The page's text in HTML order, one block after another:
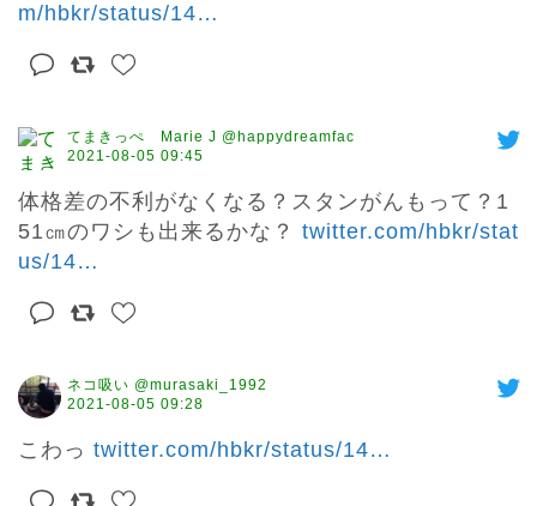
m/hbkr/status/14…
てまきっぺ Marie J @happydreamfac
2021-08-05 09:45
体格差の不利がなくなる？スタンがんもって？1
51㎝のワシも出来るかな？ twitter.com/hbkr/stat
us/14…
ネコ吸い @murasaki_1992
2021-08-05 09:28
こわっ twitter.com/hbkr/status/14…